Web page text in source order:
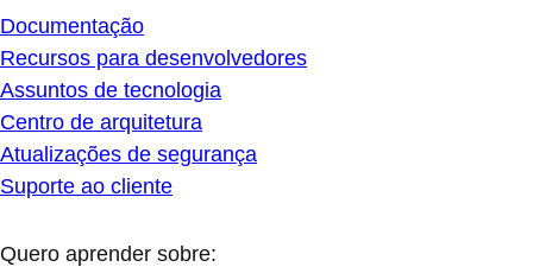
Documentação
Recursos para desenvolvedores
Assuntos de tecnologia
Centro de arquitetura
Atualizações de segurança
Suporte ao cliente
Quero aprender sobre: